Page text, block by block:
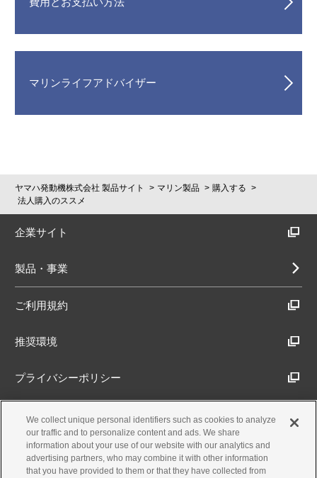
マリンライフアドバイザー
ヤマハ発動機株式会社 製品サイト マリン製品
購入する
法人購入のススメ
企業サイト
製品・事業
ご利用規約
推奨環境
プライバシーポリシー
Cookieポリシー
アクセシビリティ方針
We collect unique personal identifiers such as cookies to analyze
our traffic and to personalize content and ads. We share
information about your use of our website with our analytics and
advertising partners, who may combine it with other information
that you have provided to them or that they have collected from